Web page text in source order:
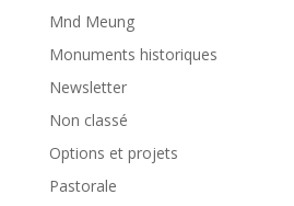
Mnd Meung
Monuments historiques
Newsletter
Non classé
Options et projets
Pastorale